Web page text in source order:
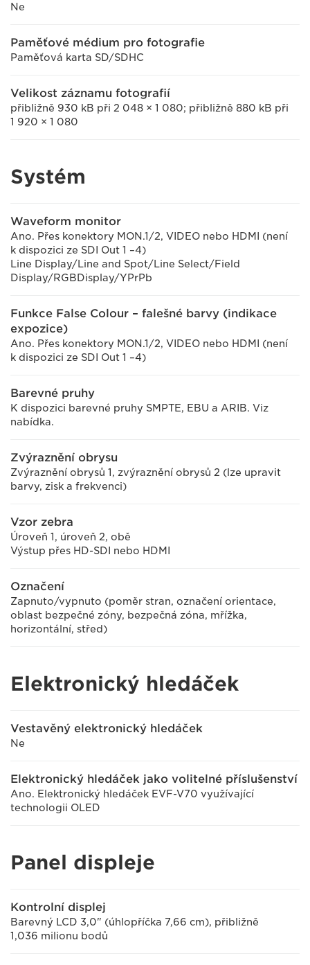
Ne
Paměťové médium pro fotografie
Paměťová karta SD/SDHC
Velikost záznamu fotografií
přibližně 930 kB při 2 048 × 1 080; přibližně 880 kB při
1 920 × 1 080
Systém
Waveform monitor
Ano. Přes konektory MON.1/2, VIDEO nebo HDMI (není
k dispozici ze SDI Out 1 –4)
Line Display/Line and Spot/Line Select/Field
Display/RGBDisplay/YPrPb
Funkce False Colour – falešné barvy (indikace
expozice)
Ano. Přes konektory MON.1/2, VIDEO nebo HDMI (není
k dispozici ze SDI Out 1 –4)
Barevné pruhy
K dispozici barevné pruhy SMPTE, EBU a ARIB. Viz
nabídka.
Zvýraznění obrysu
Zvýraznění obrysů 1, zvýraznění obrysů 2 (lze upravit
barvy, zisk a frekvenci)
Vzor zebra
Úroveň 1, úroveň 2, obě
Výstup přes HD-SDI nebo HDMI
Označení
Zapnuto/vypnuto (poměr stran, označení orientace,
oblast bezpečné zóny, bezpečná zóna, mřížka,
horizontální, střed)
Elektronický hledáček
Vestavěný elektronický hledáček
Ne
Elektronický hledáček jako volitelné příslušenství
Ano. Elektronický hledáček EVF-V70 využívající
technologii OLED
Panel displeje
Kontrolní displej
Barevný LCD 3,0" (úhlopříčka 7,66 cm), přibližně
1,036 milionu bodů